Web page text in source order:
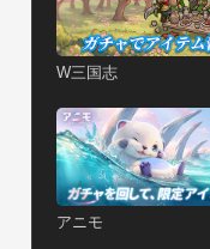
W三国志
アニモ